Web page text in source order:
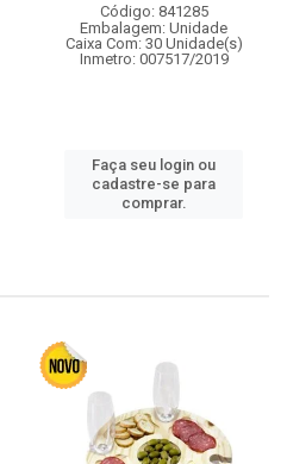
Código: 841285
Embalagem: Unidade
Caixa Com: 30 Unidade(s)
Inmetro: 007517/2019
Faça seu login ou
cadastre-se para
comprar.